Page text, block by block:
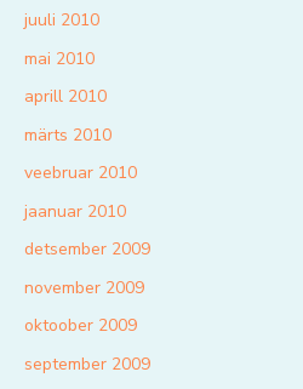
juuli 2010
mai 2010
aprill 2010
märts 2010
veebruar 2010
jaanuar 2010
detsember 2009
november 2009
oktoober 2009
september 2009